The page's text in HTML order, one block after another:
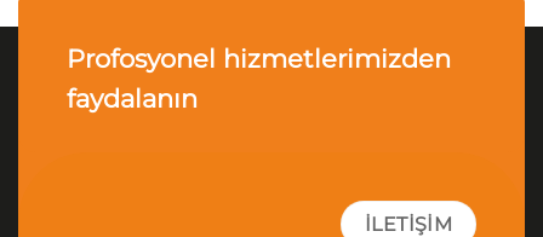
Profosyonel hizmetlerimizden
faydalanın
İLETIŞIM